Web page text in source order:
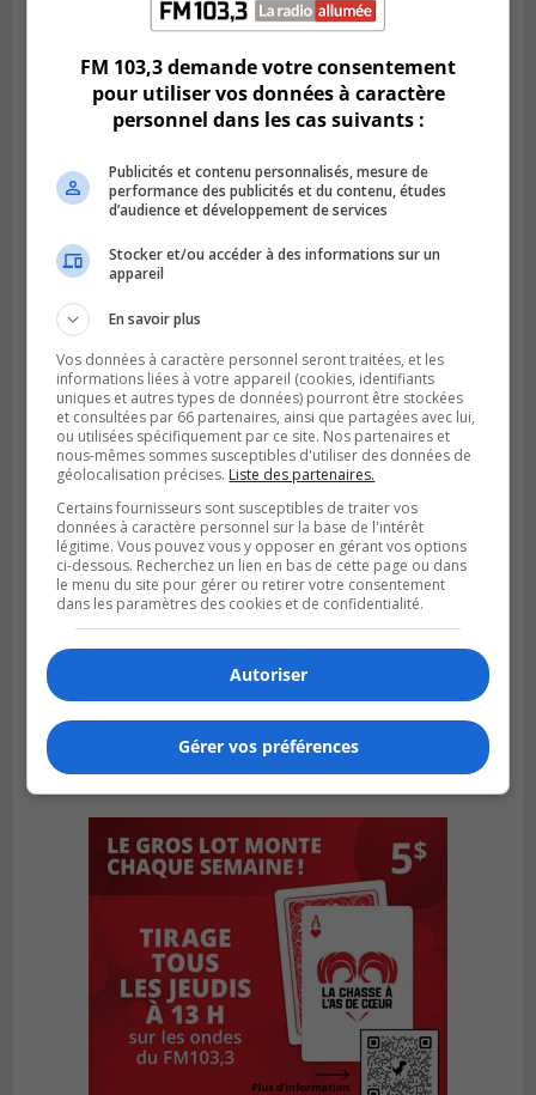
BROSSARD
Appel de candidatures pour le marché de
Noël de Brossard 2024
FM 103,3 demande votre consentement
pour utiliser vos données à caractère
personnel dans les cas suivants :
Publicités et contenu personnalisés, mesure de
performance des publicités et du contenu, études
d’audience et développement de services
Stocker et/ou accéder à des informations sur un
appareil
En savoir plus
Vos données à caractère personnel seront traitées, et les
informations liées à votre appareil (cookies, identifiants
uniques et autres types de données) pourront être stockées
et consultées par 66 partenaires, ainsi que partagées avec lui,
ou utilisées spécifiquement par ce site. Nos partenaires et
nous-mêmes sommes susceptibles d'utiliser des données de
géolocalisation précises. Liste des partenaires.
Certains fournisseurs sont susceptibles de traiter vos
données à caractère personnel sur la base de l'intérêt
légitime. Vous pouvez vous y opposer en gérant vos options
ci-dessous. Recherchez un lien en bas de cette page ou dans
le menu du site pour gérer ou retirer votre consentement
dans les paramètres des cookies et de confidentialité.
Autoriser
Gérer vos préférences